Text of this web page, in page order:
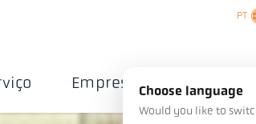
PT
Empresa
Choose language
Would you like to